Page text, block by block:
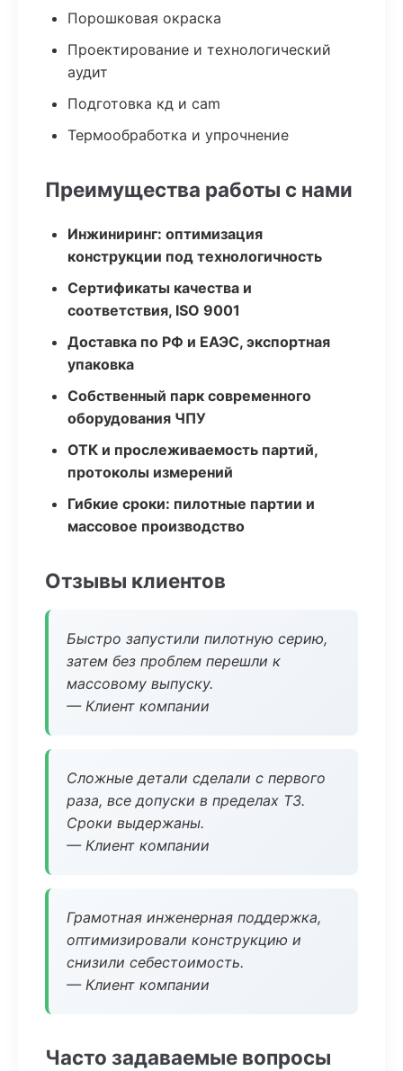
Порошковая окраска
Проектирование и технологический
аудит
Подготовка кд и cam
Термообработка и упрочнение
Преимущества работы с нами
Инжиниринг: оптимизация
конструкции под технологичность
Сертификаты качества и
соответствия, ISO 9001
Доставка по РФ и ЕАЭС, экспортная
упаковка
Собственный парк современного
оборудования ЧПУ
ОТК и прослеживаемость партий,
протоколы измерений
Гибкие сроки: пилотные партии и
массовое производство
Отзывы клиентов
Быстро запустили пилотную серию,
затем без проблем перешли к
массовому выпуску.
— Клиент компании
Сложные детали сделали с первого
раза, все допуски в пределах ТЗ.
Сроки выдержаны.
— Клиент компании
Грамотная инженерная поддержка,
оптимизировали конструкцию и
снизили себестоимость.
— Клиент компании
Часто задаваемые вопросы